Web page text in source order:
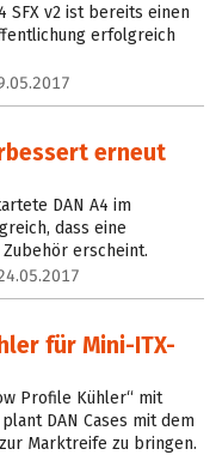
SFX v2 ist bereits einen
erfolgreich
erneut
DAN A4 im
dass eine
erscheint.
für Mini-ITX-
Profile Kühler“ mit
DAN Cases mit dem
Marktreife zu bringen.